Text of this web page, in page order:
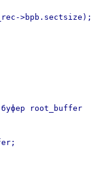
>bpb.sectsize);
root_buffer